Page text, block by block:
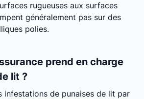
rugueuses aux surfaces
généralement pas sur des
polies.
prend en charge
lit ?
infestations de punaises de lit par